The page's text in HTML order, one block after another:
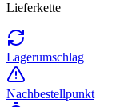
Lieferkette
Lagerumschlag
Nachbestellpunkt